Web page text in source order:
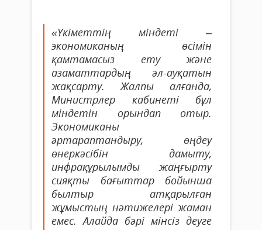
«Үкіметтің міндеті –
экономиканың өсімін
қамтамасыз ету және
азаматтардың әл-ауқатын
жақсарту. Жалпы алғанда,
Министрлер кабинеті бұл
міндетін орындап отыр.
Экономиканы
әртараптандыру, өңдеу
өнеркәсібін дамыту,
инфрақұрылымды жаңғырту
сияқты бағыттар бойынша
былтыр атқарылған
жұмыстың нәтижелері жаман
емес. Алайда бәрі мінсіз деуге